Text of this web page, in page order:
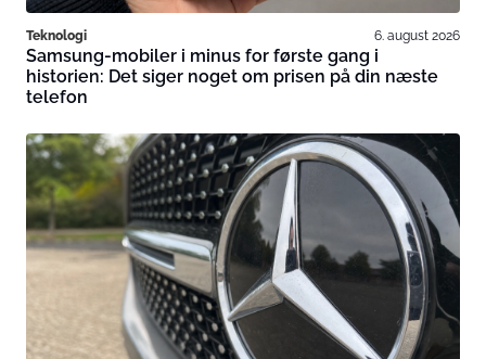
Teknologi 6. august 2026
Samsung-mobiler i minus for første gang i
historien: Det siger noget om prisen på din næste
telefon